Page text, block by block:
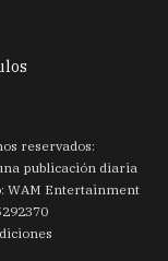
reservados:
publicación diaria
WAM Entertainment